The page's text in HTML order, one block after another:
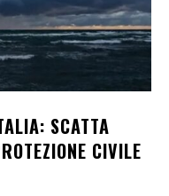
SCATTA
CIVILE